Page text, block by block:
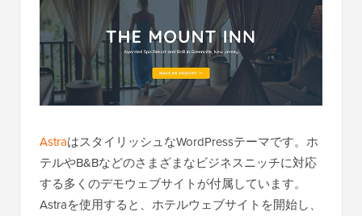
AstraはスタイリッシュなWordPressテーマです。ホ
テルやB&Bなどのさまざまなビジネスニッチに対応
する多くのデモウェブサイトが付属しています。
Astraを使用すると、ホテルウェブサイトを開始し、